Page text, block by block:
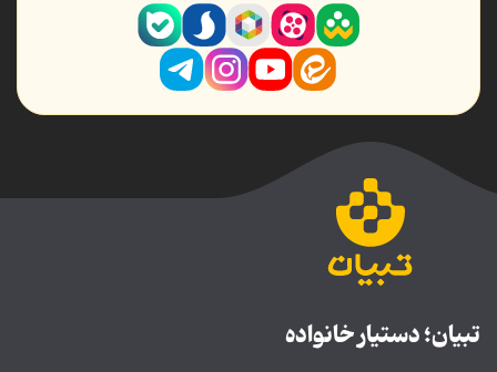
تبیان؛ دستیار خانواده